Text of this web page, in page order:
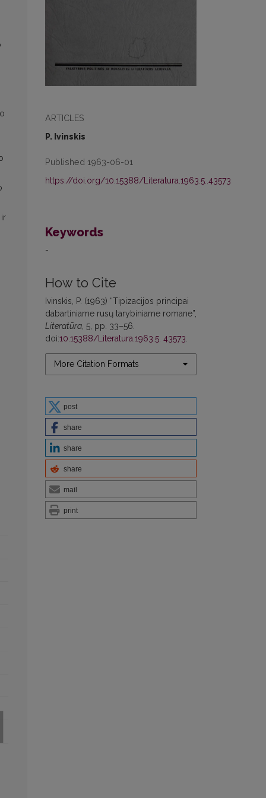
ARTICLES
P. Ivinskis
Published 1963-06-01
https://doi.org/10.15388/Literatura.1963.5..43573
Keywords
-
How to Cite
Ivinskis, P. (1963) “Tipizacijos principai
dabartiniame rusų tarybiniame romane”,
Literatūra , 5, pp. 33–56.
doi:10.15388/Literatura.1963.5. 43573
More Citation Formats
post
share
share
share
mail
print